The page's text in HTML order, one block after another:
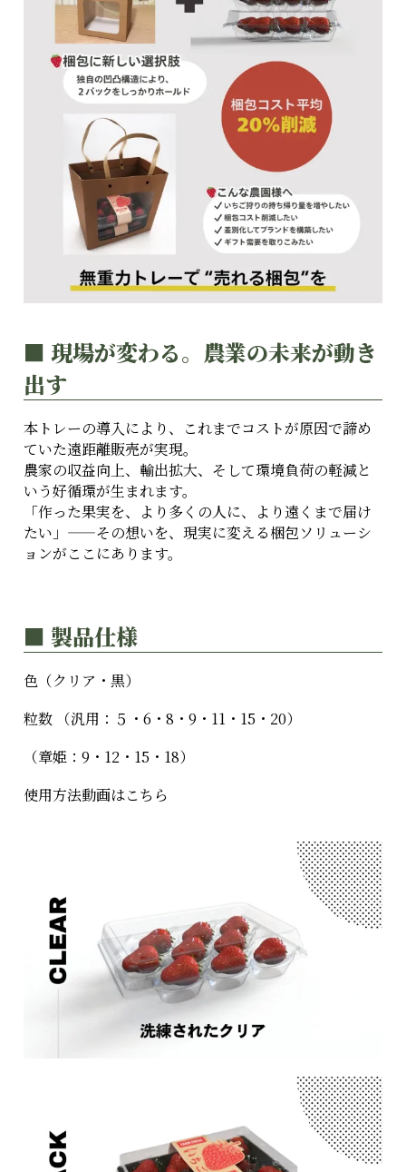
■ 現場が変わる。農業の未来が動き
出す
本トレーの導入により、これまでコストが原因で諦め
ていた遠距離販売が実現。
農家の収益向上、輸出拡大、そして環境負荷の軽減と
いう好循環が生まれます。
「作った果実を、より多くの人に、より遠くまで届け
たい」——その想いを、現実に変える梱包ソリューシ
ョンがここにあります。
■ 製品仕様
色（クリア・黒）
粒数 （汎用：５・6・8・9・11・15・20）
（章姫：9・12・15・18）
使用方法動画はこちら